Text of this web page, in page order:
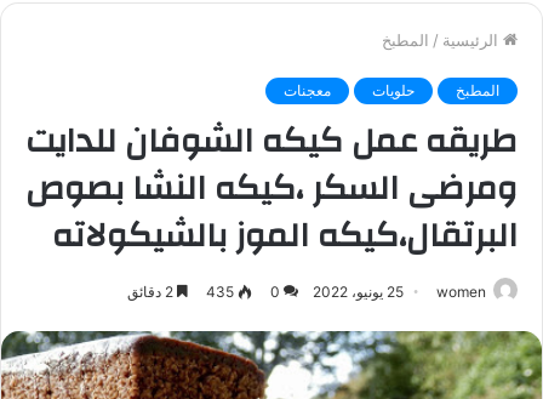
الرئيسية / المطبخ
المطبخ حلويات معجنات
طريقه عمل كيكه الشوفان للدايت
ومرضى السكر ،كيكه النشا بصوص
البرتقال،كيكه الموز بالشيكولاته
women 25 يونيو، 2022 0
435